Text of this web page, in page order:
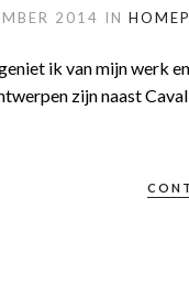
2014 IN
ik van mijn werk
zijn naast